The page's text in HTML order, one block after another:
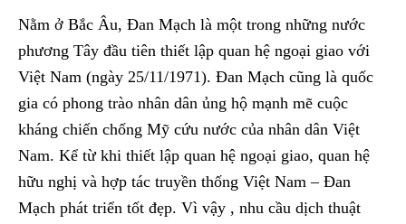
Nằm ở Bắc Âu, Đan Mạch là một trong những nước
phương Tây đầu tiên thiết lập quan hệ ngoại giao với
Việt Nam (ngày 25/11/1971). Đan Mạch cũng là quốc
gia có phong trào nhân dân ủng hộ mạnh mẽ cuộc
kháng chiến chống Mỹ cứu nước của nhân dân Việt
Nam. Kể từ khi thiết lập quan hệ ngoại giao, quan hệ
hữu nghị và hợp tác truyền thống Việt Nam – Đan
Mạch phát triển tốt đẹp. Vì vậy , nhu cầu dịch thuật